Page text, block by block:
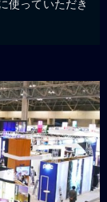
使っていただき